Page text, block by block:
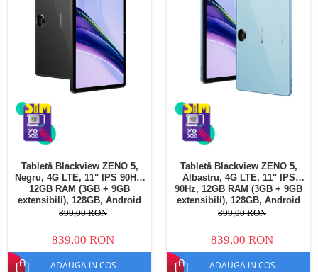
Tabletă Blackview ZENO 5,
Negru, 4G LTE, 11" IPS 90Hz,
12GB RAM (3GB + 9GB
extensibili), 128GB, Android
16, Unisoc T7250, 8300mAh,
SIM
899,00 RON
839,00 RON
ADAUGA IN COS
Tabletă Blackview ZENO 5,
Albastru, 4G LTE, 11" IPS
90Hz, 12GB RAM (3GB + 9GB
extensibili), 128GB, Android
16, Unisoc T7250, 8300mAh,
SIM
899,00 RON
839,00 RON
ADAUGA IN COS